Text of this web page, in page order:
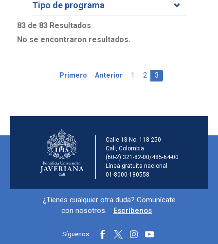
Tipo de programa
83 de 83 Resultados
No se encontraron resultados.
Primera página
Primero Página anterior
Anterior Page
1 Page
2 Página actual
3
Información de la
Calle 18 No. 118-250
Cali, Colombia.
(60-2) 321-82-00/485-64-00
Línea gratuita nacional
01-8000-180558
Información y redes sociales
¿Tienes cualquier otra duda? Comunícate
con nosotros.
Escríbenos
Síguenos